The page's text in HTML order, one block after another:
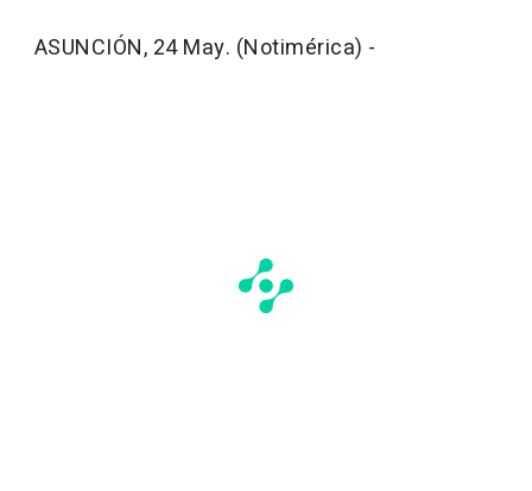
ASUNCIÓN, 24 May. (Notimérica) -